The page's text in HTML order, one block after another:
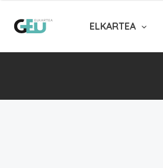
ELKARTEA